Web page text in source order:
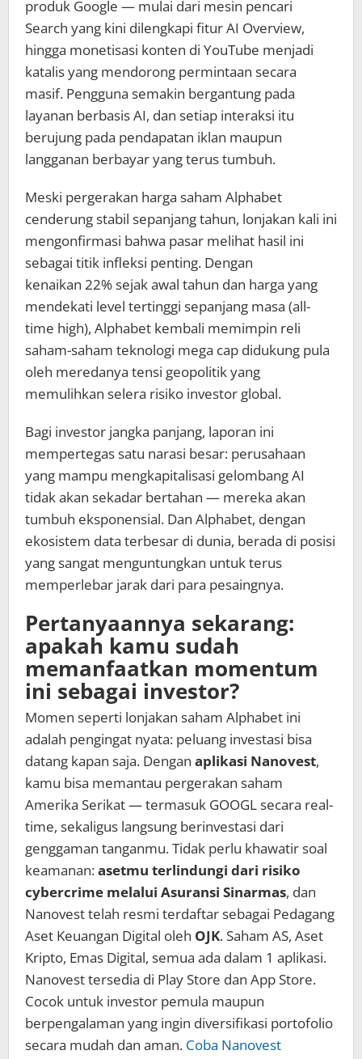
produk Google — mulai dari mesin pencari
Search yang kini dilengkapi fitur AI Overview,
hingga monetisasi konten di YouTube menjadi
katalis yang mendorong permintaan secara
masif. Pengguna semakin bergantung pada
layanan berbasis AI, dan setiap interaksi itu
berujung pada pendapatan iklan maupun
langganan berbayar yang terus tumbuh.
Meski pergerakan harga saham Alphabet
cenderung stabil sepanjang tahun, lonjakan kali ini
mengonfirmasi bahwa pasar melihat hasil ini
sebagai titik infleksi penting. Dengan
kenaikan 22% sejak awal tahun dan harga yang
mendekati level tertinggi sepanjang masa (all-
time high), Alphabet kembali memimpin reli
saham-saham teknologi mega cap didukung pula
oleh meredanya tensi geopolitik yang
memulihkan selera risiko investor global.
Bagi investor jangka panjang, laporan ini
mempertegas satu narasi besar: perusahaan
yang mampu mengkapitalisasi gelombang AI
tidak akan sekadar bertahan — mereka akan
tumbuh eksponensial. Dan Alphabet, dengan
ekosistem data terbesar di dunia, berada di posisi
yang sangat menguntungkan untuk terus
memperlebar jarak dari para pesaingnya.
Pertanyaannya sekarang:
apakah kamu sudah
memanfaatkan momentum
ini sebagai investor?
Momen seperti lonjakan saham Alphabet ini
adalah pengingat nyata: peluang investasi bisa
datang kapan saja. Dengan aplikasi Nanovest,
kamu bisa memantau pergerakan saham
Amerika Serikat — termasuk GOOGL secara real-
time, sekaligus langsung berinvestasi dari
genggaman tanganmu. Tidak perlu khawatir soal
keamanan:asetmu terlindungi dari risiko
cybercrime melalui Asuransi Sinarmas, dan
Nanovest telah resmi terdaftar sebagai Pedagang
Aset Keuangan Digital oleh OJK. Saham AS, Aset
Kripto, Emas Digital, semua ada dalam 1 aplikasi.
Nanovest tersedia di Play Store dan App Store.
Cocok untuk investor pemula maupun
berpengalaman yang ingin diversifikasi portofolio
secara mudah dan aman. Coba Nanovest